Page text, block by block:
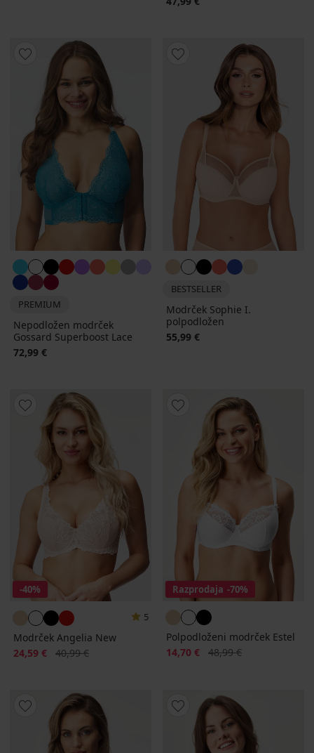
PREMIUM
Nepodložen modrček
Gossard Superboost Lace
72,99 €
BESTSELLER
Modrček Sophie I.
polpodložen
55,99 €
-40%
5
Modrček Angelia New
Popust
24,59 € Prvotna cena
40,99 €
Razprodaja -70%
Polpodloženi modrček Estel
Popust
14,70 € Prvotna cena
48,99 €